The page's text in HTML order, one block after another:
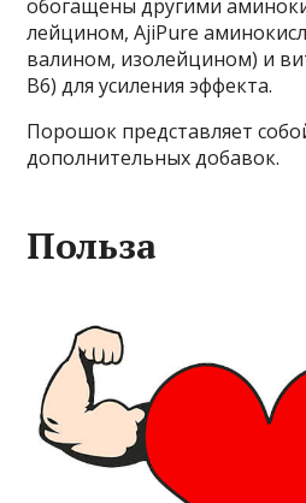
обогащены другими
лейцином, AjiPure
валином, изолейцином) и
В6) для усиления эффекта.
Порошок представляет
дополнительных добавок.
Польза